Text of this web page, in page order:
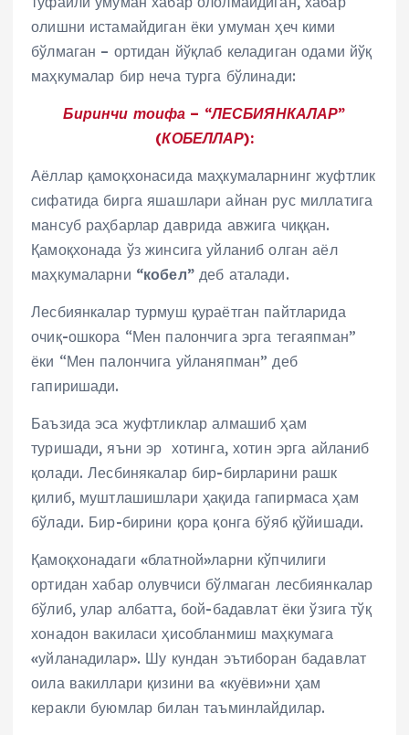
олишни истамайдиган ёки умуман ҳеч кими
бўлмаган – ортидан йўқлаб келадиган одами йўқ
маҳкумалар бир неча турга бўлинади:
Биринчи тоифа – “ЛЕСБИЯНКАЛАР”
(КОБЕЛЛАР):
Аёллар қамоқхонасида маҳкумаларнинг жуфтлик
сифатида бирга яшашлари айнан рус миллатига
мансуб раҳбарлар даврида авжига чиққан.
Қамоқхонада ўз жинсига уйланиб олган аёл
маҳкумаларни “кобел”деб аталади.
Лесбиянкалар турмуш қураётган пайтларида
очиқ-ошкора “Мен палончига эрга тегаяпман”
ёки “Мен палончига уйланяпман” деб
гапиришади.
Баъзида эса жуфтликлар алмашиб ҳам
туришади, яъни эр хотинга, хотин эрга айланиб
қолади. Лесбинякалар бир-бирларини рашк
қилиб, муштлашишлари ҳақида гапирмаса ҳам
бўлади. Бир-бирини қора қонга бўяб қўйишади.
Қамоқхонадаги «блатной»ларни кўпчилиги
ортидан хабар олувчиси бўлмаган лесбиянкалар
бўлиб, улар албатта, бой-бадавлат ёки ўзига тўқ
хонадон вакиласи ҳисобланмиш маҳкумага
«уйланадилар». Шу кундан эътиборан бадавлат
оила вакиллари қизини ва «куёви»ни ҳам
керакли буюмлар билан таъминлайдилар.